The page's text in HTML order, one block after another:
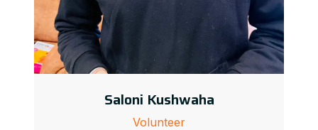
Saloni Kushwaha
Volunteer